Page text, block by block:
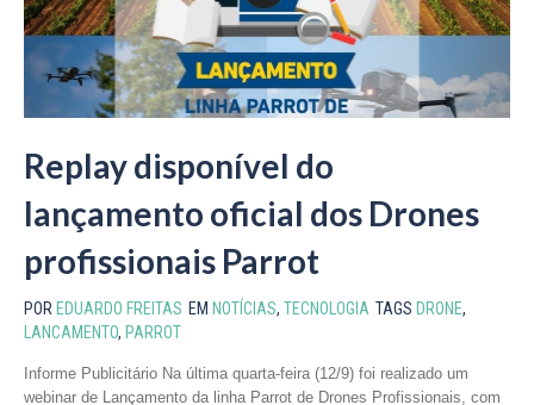
Replay disponível do
lançamento oficial dos Drones
profissionais Parrot
POR EDUARDO FREITAS EM NOTÍCIAS, TECNOLOGIA TAGS DRONE,
LANCAMENTO, PARROT
Informe Publicitário Na última quarta-feira (12/9) foi realizado um
webinar de Lançamento da linha Parrot de Drones Profissionais, com